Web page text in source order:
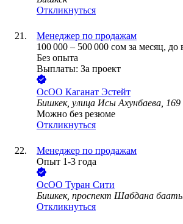
Откликнуться
Менеджер по продажам
100 000 – 500 000 сом за месяц, до
Без опыта
Выплаты: За проект
ОсОО Каганат Эстейт
Бишкек, улица Исы Ахунбаева, 169
Можно без резюме
Откликнуться
Менеджер по продажам
Опыт 1-3 года
ОсОО Туран Сити
Бишкек, проспект Шабдана
Откликнуться